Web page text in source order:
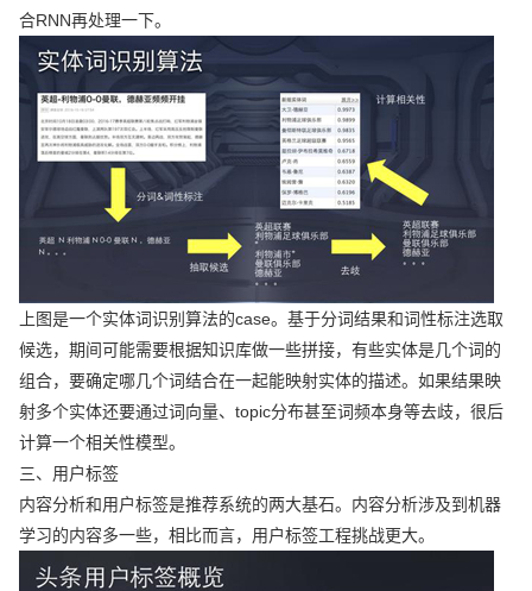
合RNN再处理一下。
上图是一个实体词识别算法的case。基于分词结果和词性标注选取
候选，期间可能需要根据知识库做一些拼接，有些实体是几个词的
组合，要确定哪几个词结合在一起能映射实体的描述。如果结果映
射多个实体还要通过词向量、topic分布甚至词频本身等去歧，很后
计算一个相关性模型。
三、用户标签
内容分析和用户标签是推荐系统的两大基石。内容分析涉及到机器
学习的内容多一些，相比而言，用户标签工程挑战更大。